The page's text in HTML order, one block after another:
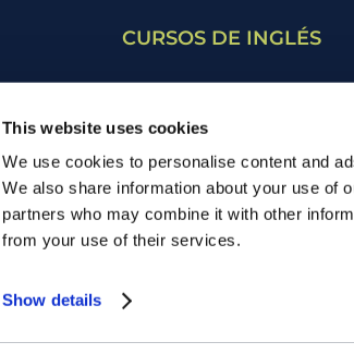
This website uses cookies
We use cookies to personalise content and
We also share information about your use of
partners who may combine it with other
from your use of their services.
Show details
CURSOS DE INGLÉS
Cursos para estudiantes
Cursos para jóvenes
Cursos Masterclass
Cursos Business English